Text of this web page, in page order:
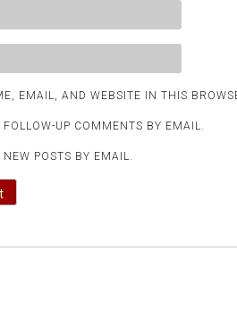
EMAIL, AND WEBSITE IN THIS
UP COMMENTS BY EMAIL.
POSTS BY EMAIL.